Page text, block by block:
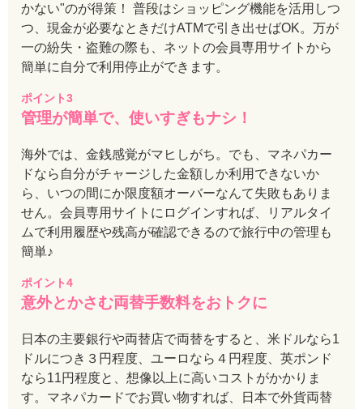
かない"のが得策！ 普段はショッピング機能を活用しつ
つ、現金が必要なときだけATMで引き出せばOK。万が
一の紛失・盗難の際も、ネットの会員専用サイトから
簡単に自分で利用停止ができます。
ポイント3
管理が簡単で、使いすぎもナシ！
海外では、金銭感覚がマヒしがち。でも、マネパカー
ドなら自分がチャージした金額しか利用できないか
ら、いつの間にか限度額オーバーなんて失敗もありま
せん。会員専用サイトにログインすれば、リアルタイ
ムで利用履歴や残高が確認できるので旅行中の管理も
簡単♪
ポイント4
意外とかさむ両替手数料をおトクに
日本の主要銀行や両替店で両替をすると、米ドルなら1
ドルにつき３円程度、ユーロなら４円程度、英ポンド
なら11円程度と、想像以上に高いコストがかかりま
す。マネパカードでお買い物すれば、日本で外貨両替